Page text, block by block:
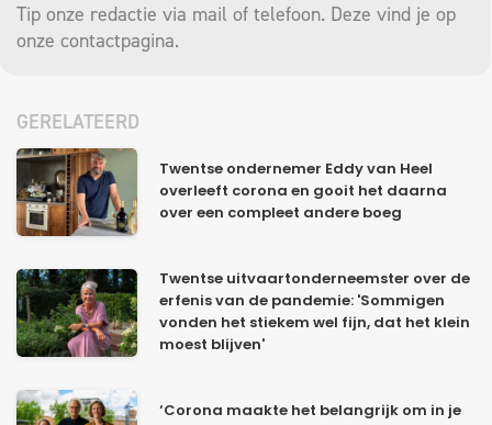
Tip onze redactie via mail of telefoon. Deze vind je op
onze contactpagina.
GERELATEERD
Twentse ondernemer Eddy van Heel
overleeft corona en gooit het daarna
over een compleet andere boeg
Twentse uitvaartonderneemster over de
erfenis van de pandemie: 'Sommigen
vonden het stiekem wel fijn, dat het klein
moest blijven'
‘Corona maakte het belangrijk om in je